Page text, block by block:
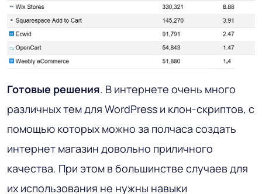
Готовые решения. В интернете очень много
различных тем для WordPress и клон-скриптов, с
помощью которых можно за полчаса создать
интернет магазин довольно приличного
качества. При этом в большинстве случаев для
их использования не нужны навыки